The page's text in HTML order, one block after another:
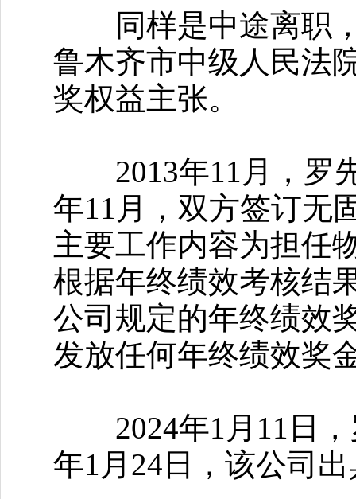
同样是中途离职，
鲁木齐市中级人民法
奖权益主张。
2013年11月，罗先
年11月，双方签订无
主要工作内容为担任
根据年终绩效考核结
公司规定的年终绩效
发放任何年终绩效奖
2024年1月11日，
年1月24日，该公司